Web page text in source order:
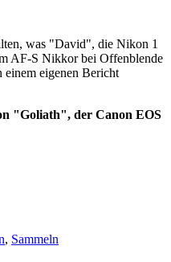
was "David", die Nikon 1
AF-S Nikkor bei Offenblende
eigenen Bericht
"Goliath", der Canon EOS
, Sammeln